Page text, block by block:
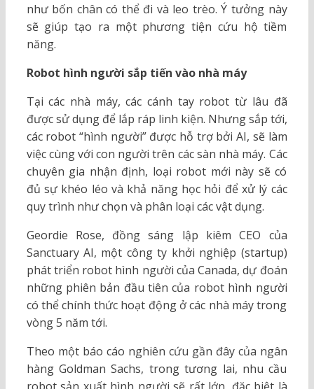
như bốn chân có thể đi và leo trèo. Ý tưởng này
sẽ giúp tạo ra một phương tiện cứu hộ tiềm
năng.
Robot hình người sắp tiến vào nhà máy
Tại các nhà máy, các cánh tay robot từ lâu đã
được sử dụng để lắp ráp linh kiện. Nhưng sắp tới,
các robot “hình người” được hỗ trợ bởi AI, sẽ làm
việc cùng với con người trên các sàn nhà máy. Các
chuyên gia nhận định, loại robot mới này sẽ có
đủ sự khéo léo và khả năng học hỏi để xử lý các
quy trình như chọn và phân loại các vật dụng.
Geordie Rose, đồng sáng lập kiêm CEO của
Sanctuary AI, một công ty khởi nghiệp (startup)
phát triển robot hình người của Canada, dự đoán
những phiên bản đầu tiên của robot hình người
có thể chính thức hoạt động ở các nhà máy trong
vòng 5 năm tới.
Theo một báo cáo nghiên cứu gần đây của ngân
hàng Goldman Sachs, trong tương lai, nhu cầu